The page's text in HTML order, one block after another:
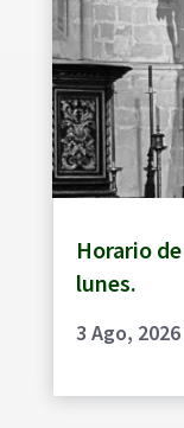
Horario
lunes.
3 Ago, 2026